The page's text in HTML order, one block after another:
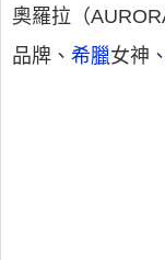
奧羅拉（
品牌、 希臘女神、